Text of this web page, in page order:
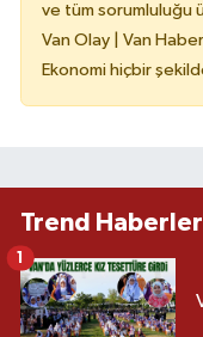
ve tüm sorumluluğu
Van Olay | Van
Ekonomi hiçbir
Trend Haberler
1